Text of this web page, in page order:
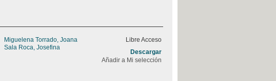
Miguelena Torrado, Joana
Sala Roca, Josefina
Libre Acceso
Descargar
Añadir a Mi selección